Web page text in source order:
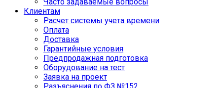
Клиентам
Расчет системы учета времени
Оплата
Доставка
Гарантийные условия
Предпродажная подготовка
Оборудование на тест
Заявка на проект
Разъяснения по ФЗ №152